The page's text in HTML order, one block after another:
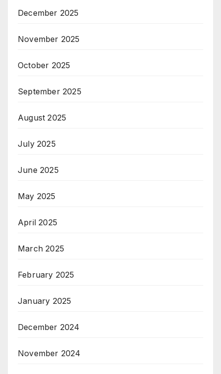
December 2025
November 2025
October 2025
September 2025
August 2025
July 2025
June 2025
May 2025
April 2025
March 2025
February 2025
January 2025
December 2024
November 2024